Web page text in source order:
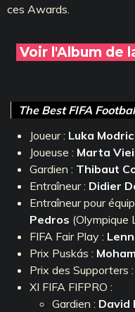
ces Awards.
Voir l'Album de
The Best FIFA
Joueur : Luka Modric
Joueuse : Marta
Gardien : Thibaut
Entraîneur : Didier
Entraîneur pour
Pedros (Olympique
FIFA Fair Play :
Prix Puskás :
Prix des Supporters :
XI FIFA FIFPRO :
Gardien : David